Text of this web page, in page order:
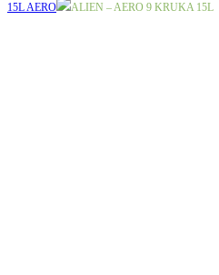
15L AERO
ALIEN – AERO 9 KRUKA 15L